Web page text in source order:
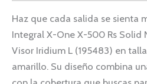
Haz que cada salida se sienta
Integral X-One X-500 Rs Solid
Visor Iridium L (195483) en
amarillo. Su diseño combina